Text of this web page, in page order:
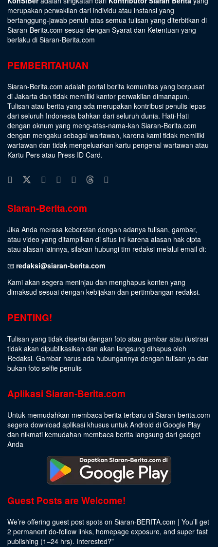
merupakan perwakilan dari individu atau instansi yang
bertanggung-jawab penuh atas semua tulisan yang diterbitkan di
Siaran-Berita.com sesuai dengan Syarat dan Ketentuan yang
berlaku di Siaran-Berita.com
PEMBERITAHUAN
Siaran-Berita.com adalah portal berita komunitas yang berpusat
di Jakarta dan tidak memiliki kantor perwakilan dimanapun.
Tulisan atau berita yang ada merupakan kontribusi penulis lepas
dari seluruh Indonesia bahkan dari seluruh dunia. Hati-Hati
dengan oknum yang meng-atas-nama-kan Siaran-Berita.com
dengan mengaku sebagai wartawan, karena kami tidak memiliki
wartawan dan tidak mengeluarkan kartu pengenal wartawan atau
Kartu Pers atau Press ID Card.
Siaran-Berita.com
Jika Anda merasa keberatan dengan adanya tulisan, gambar,
atau video yang ditampilkan di situs ini karena alasan hak cipta
atau alasan lainnya, silakan hubungi tim redaksi melalui email di:
📧 redaksi@siaran-berita.com
Kami akan segera meninjau dan menghapus konten yang
dimaksud sesuai dengan kebijakan dan pertimbangan redaksi.
PENTING!
Tulisan yang tidak disertai dengan foto atau gambar atau ilustrasi
tidak akan dipublikasikan dan akan langsung dihapus oleh
Redaksi. Gambar harus ada hubungannya dengan tulisan ya dan
bukan foto selfie penulis
Aplikasi Siaran-Berita.com
Untuk memudahkan membaca berita terbaru di Siaran-berita.com
segera download aplikasi khusus untuk Android di Google Play
dan nikmati kemudahan membaca berita langsung dari gadget
Anda
Guest Posts are Welcome!
We’re offering guest post spots on Siaran-BERITA.com | You’ll get
2 permanent do-follow links, homepage exposure, and super fast
publishing (1–24 hrs). Interested?”